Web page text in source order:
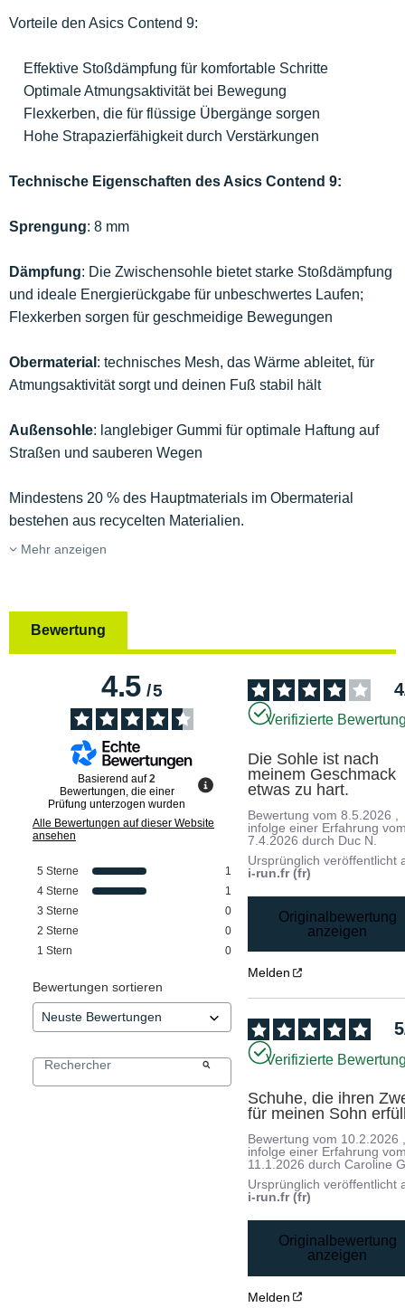
Vorteile den Asics Contend 9:
Effektive Stoßdämpfung für komfortable Schritte
Optimale Atmungsaktivität bei Bewegung
Flexkerben, die für flüssige Übergänge sorgen
Hohe Strapazierfähigkeit durch Verstärkungen
Technische Eigenschaften des Asics Contend 9:
Sprengung: 8 mm
Dämpfung: Die Zwischensohle bietet starke Stoßdämpfung
und ideale Energierückgabe für unbeschwertes Laufen;
Flexkerben sorgen für geschmeidige Bewegungen
Obermaterial : technisches Mesh, das Wärme ableitet, für
Atmungsaktivität sorgt und deinen Fuß stabil hält
Außensohle: langlebiger Gummi für optimale Haftung auf
Straßen und sauberen Wegen
Mindestens 20 % des Hauptmaterials im Obermaterial
bestehen aus recycelten Materialien.
Mehr anzeigen
Bewertung
4.5/5
Basierend auf2
Bewertungen, die einer
Prüfung unterzogen wurden
Alle Bewertungen auf dieser Website
ansehen
5 Sterne
1
4 Sterne
1
3 Sterne
0
2 Sterne
0
1 Stern 0
Bewertungen sortieren
4
Verifizierte
Die Sohle ist nach
meinem Geschmack
etwas zu hart.
Bewertung vom8.5.2026
infolge einer Erfahrung
7.4.2026 durch Duc N.
Ursprünglich veröffentlicht
i-run.fr (fr)
Originalbewertung
anzeigen
Melden
5
Verifizierte
Schuhe, die ihren
für meinen Sohn
Bewertung vom 10.2.2026
infolge einer Erfahrung
11.1.2026 durchCaroline
Ursprünglich veröffentlicht
i-run.fr (fr)
Originalbewertung
anzeigen
Melden